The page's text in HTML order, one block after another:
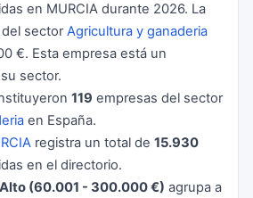
en MURCIA durante 2026. La
del sectorAgricultura y ganaderia
€. Esta empresa está un
sector.
119 empresas del sector
en España.
registra un total de 15.930
en el directorio.
Alto (60.001 - 300.000 €) agrupa a